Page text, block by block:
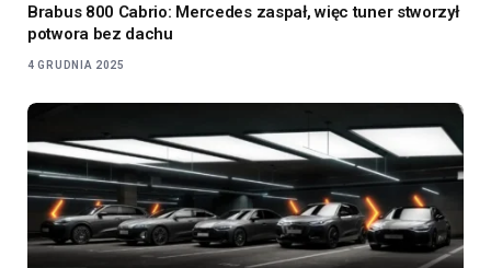
Brabus 800 Cabrio: Mercedes zaspał, więc tuner stworzył
potwora bez dachu
4 GRUDNIA 2025